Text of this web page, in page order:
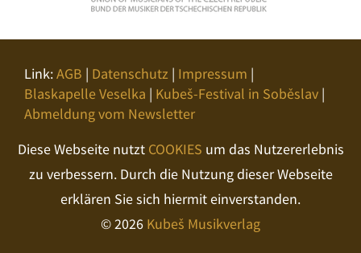
Link:AGB | Datenschutz | Impressum |
Blaskapelle Veselka | Kubeš-Festival in Soběslav |
Abmeldung vom Newsletter
Diese Webseite nutzt COOKIES um das Nutzererlebnis
zu verbessern. Durch die Nutzung dieser Webseite
erklären Sie sich hiermit einverstanden.
© 2026 Kubeš Musikverlag